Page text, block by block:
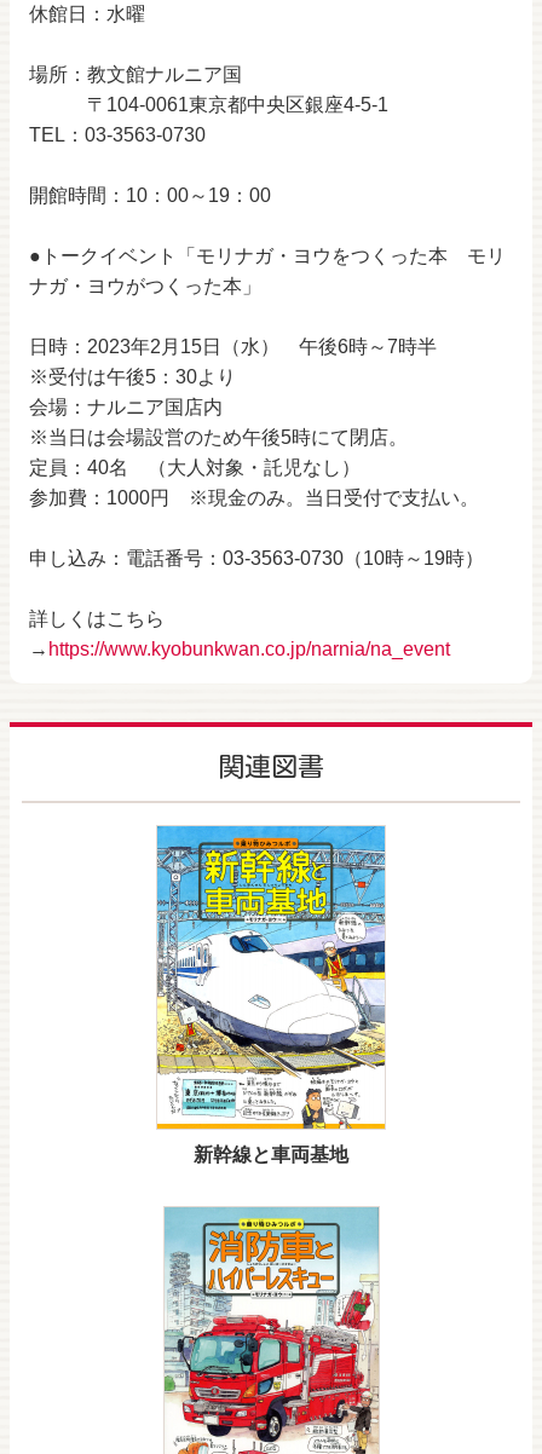
休館日：水曜
場所：教文館ナルニア国
〒104-0061東京都中央区銀座4-5-1
TEL：03-3563-0730
開館時間：10：00～19：00
●トークイベント「モリナガ・ヨウをつくった本 モリ
ナガ・ヨウがつくった本」
日時：2023年2月15日（水） 午後6時～7時半
※受付は午後5：30より
会場：ナルニア国店内
※当日は会場設営のため午後5時にて閉店。
定員：40名 （大人対象・託児なし）
参加費：1000円 ※現金のみ。当日受付で支払い。
申し込み：電話番号：03-3563-0730（10時～19時）
詳しくはこちら
→ https://www.kyobunkwan.co.jp/narnia/na_event
関連図書
新幹線と車両基地